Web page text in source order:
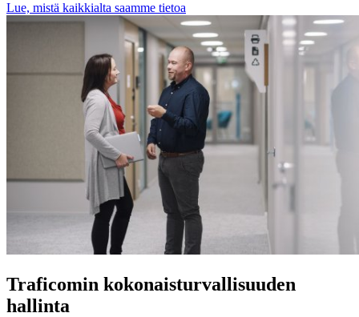
Lue, mistä kaikkialta saamme tietoa
Traficomin kokonaisturvallisuuden
hallinta